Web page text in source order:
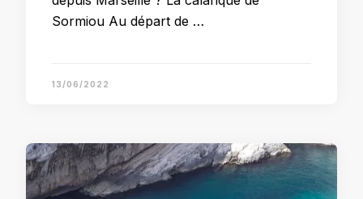
Sormiou Au départ de …
13/06/2022